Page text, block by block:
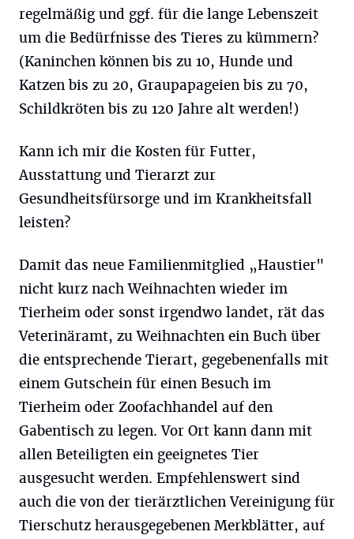
regelmäßig und ggf. für die lange Lebenszeit
um die Bedürfnisse des Tieres zu kümmern?
(Kaninchen können bis zu 10, Hunde und
Katzen bis zu 20, Graupapageien bis zu 70,
Schildkröten bis zu 120 Jahre alt werden!)
Kann ich mir die Kosten für Futter,
Ausstattung und Tierarzt zur
Gesundheitsfürsorge und im Krankheitsfall
leisten?
Damit das neue Familienmitglied „Haustier"
nicht kurz nach Weihnachten wieder im
Tierheim oder sonst irgendwo landet, rät das
Veterinäramt, zu Weihnachten ein Buch über
die entsprechende Tierart, gegebenenfalls mit
einem Gutschein für einen Besuch im
Tierheim oder Zoofachhandel auf den
Gabentisch zu legen. Vor Ort kann dann mit
allen Beteiligten ein geeignetes Tier
ausgesucht werden. Empfehlenswert sind
auch die von der tierärztlichen Vereinigung für
Tierschutz herausgegebenen Merkblätter, auf